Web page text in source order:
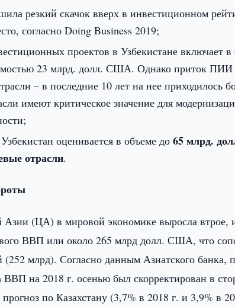
резкий скачок вверх в инвестиционном
согласно Doing Business 2019;
проектов в Узбекистане включает в
23 млрд. долл. США. Однако приток ПИИ
– в последние 10 лет на нее приходилось
имеют критическое значение для
оценивается в объеме до65 млрд.
отрасли.
Азии (ЦА) в мировой экономике выросла втрое,
ВВП или около 265 млрд долл. США, что
млрд). Согласно данным Азиатского банка,
на 2018 г. осенью был скорректирован в
по Казахстану (3,7% в 2018 г. и 3,9% в